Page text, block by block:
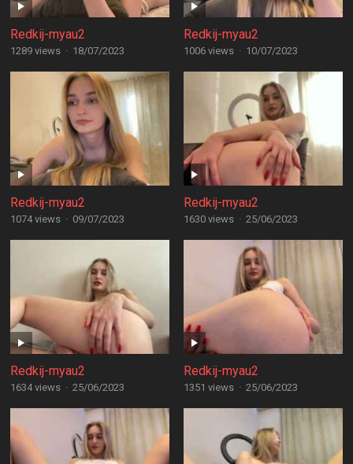
Redkij-myau2
1289 views · 18/07/2023
Redkij-myau2
1006 views · 10/07/2023
Redkij-myau2
1074 views · 09/07/2023
Redkij-myau2
1630 views · 25/06/2023
Redkij-myau2
1634 views · 25/06/2023
Redkij-myau2
1351 views · 25/06/2023